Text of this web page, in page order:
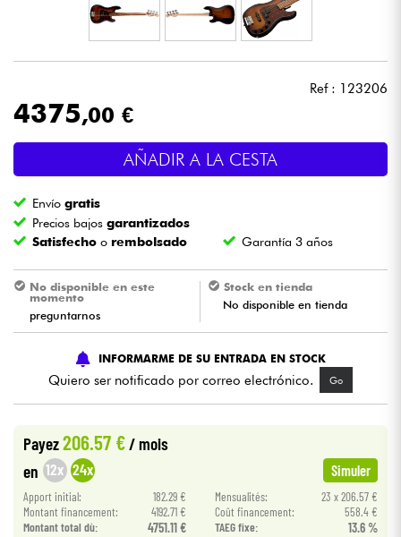
Luces
Batería y percusión
Vientos
Violines y cuarteto
Niños
HiFi
Bundle
Ref : 123206
4375,00 €
AÑADIR A LA CESTA
Envíogratis
Precios bajosgarantizados
Satisfecho o rembolsado Garantía 3 años
No disponible en este
momento
preguntarnos
Stock en tienda
No disponible en tienda
INFORMARME DE SU ENTRADA EN STOCK
Quiero ser notificado por correo electrónico. Go
Payez206.57 € / mois
en 12x 24x Simuler
Apport initial: 182.29 € Mensualités:
23 x 206.57 €
Montant financement:
4192.71 € Coût financement:
558.4 €
Montant total dù:
4751.11 € TAEG fixe: 13.6 %